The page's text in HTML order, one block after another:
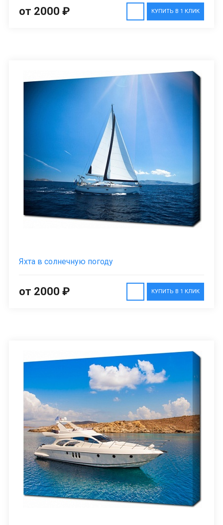
КУПИТЬ В 1 КЛИК
от 2000 ₽
Яхта в солнечную погоду
КУПИТЬ В 1 КЛИК
от 2000 ₽